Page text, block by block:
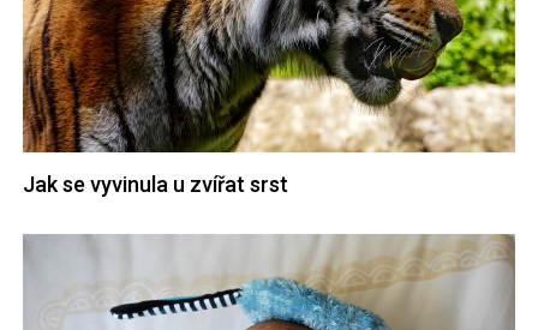
Jak se vyvinula u zvířat srst